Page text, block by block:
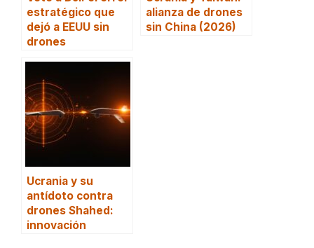
estratégico que
dejó a EEUU sin
drones
alianza de drones
sin China (2026)
Ucrania y su
antídoto contra
drones Shahed:
innovación